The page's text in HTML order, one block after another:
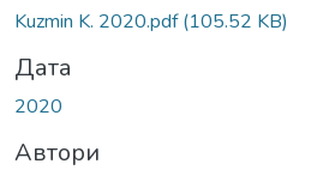
Kuzmin K. 2020.pdf(105.52 KB)
Дата
2020
Автори